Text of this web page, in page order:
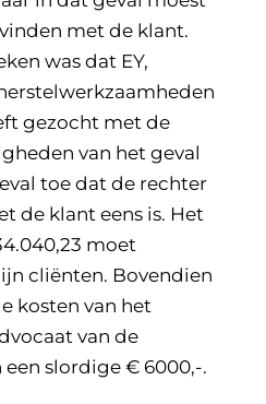
met de klant.
was dat EY,
gezocht met de
van het geval
toe dat de rechter
de klant eens is. Het
moet
cliënten. Bovendien
kosten van het
van de
slordige € 6000,-.